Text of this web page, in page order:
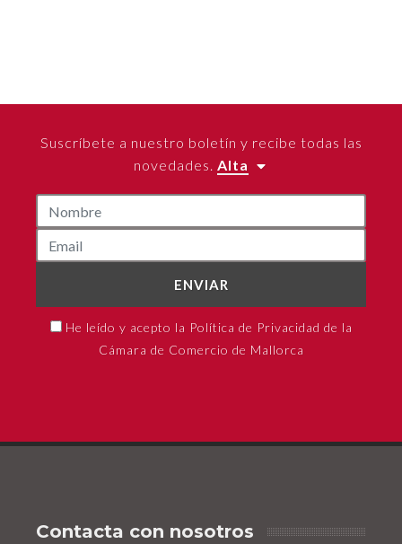
Suscríbete a nuestro boletín y recibe todas las
novedades. Alta
ENVIAR
He leído y acepto la Política de Privacidad de la
Cámara de Comercio de Mallorca
Contacta con nosotros